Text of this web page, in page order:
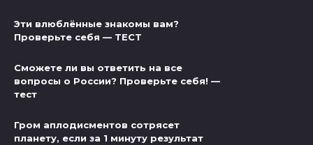
Эти влюблённые знакомы вам?
Проверьте себя — ТЕСТ
Сможете ли вы ответить на все
вопросы о России? Проверьте себя! —
тест
Гром аплодисментов сотрясет
планету, если за 1 минуту результат